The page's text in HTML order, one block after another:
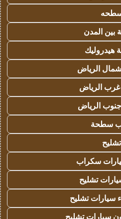
المدن
الرياض
الرياض
الرياض
سطحة
تشليح
سكراب
تشليح
سيارات تشليح
سيارات تشليح